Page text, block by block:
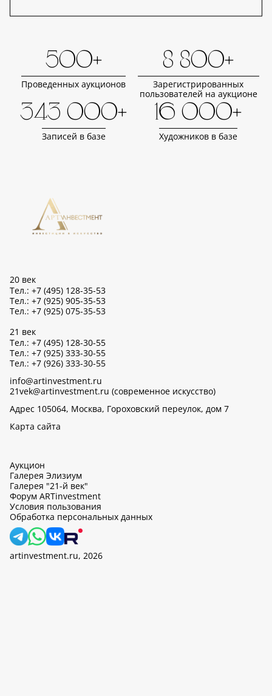
500+
Проведенных аукционов
8 800+
Зарегистрированных
пользователей на аукционе
343 000+
Записей в базе
16 000+
Художников в базе
20 век
Тел.: +7 (495) 128-35-53
Тел.: +7 (925) 905-35-53
Тел.: +7 (925) 075-35-53
21 век
Тел.: +7 (495) 128-30-55
Тел.: +7 (925) 333-30-55
Тел.: +7 (926) 333-30-55
info@artinvestment.ru
21vek@artinvestment.ru (современное искусство)
Адрес 105064, Москва, Гороховский переулок, дом 7
Карта сайта
Аукцион
Галерея Элизиум
Галерея "21-й век"
Форум ARTinvestment
Условия пользования
Обработка персональных данных
artinvestment.ru, 2026